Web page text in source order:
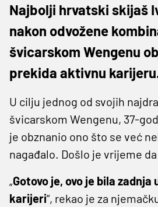
Najbolji hrvatski skijaš
nakon odvožene
švicarskom Wengenu
prekida aktivnu
U cilju jednog od svojih
švicarskom Wengenu, 37-
je obznanio ono što se već
nagađalo. Došlo je vrijeme
„Gotovo je, ovo je bila
karijeri“, rekao je za